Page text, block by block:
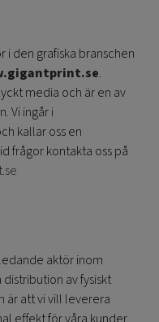
den grafiska branschen
.
media och är en av
Vi ingår i
kallar oss en
frågor kontakta oss på
aktör inom
av fysiskt
är att vi vill leverera